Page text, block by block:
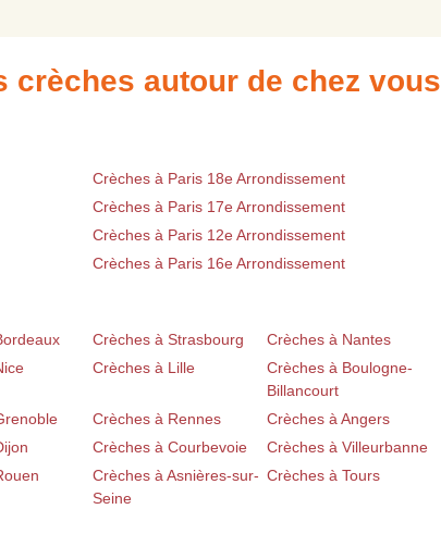
crèches autour de chez vous
Crèches à Paris 18e Arrondissement
Crèches à Paris 17e Arrondissement
Crèches à Paris 12e Arrondissement
Crèches à Paris 16e Arrondissement
Crèches à Strasbourg
Crèches à Nantes
Crèches à Lille
Crèches à Boulogne-
Billancourt
Crèches à Rennes
Crèches à Angers
Crèches à Courbevoie
Crèches à Villeurbanne
Crèches à Asnières-sur-
Seine
Crèches à Tours